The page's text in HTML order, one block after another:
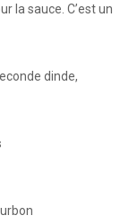
la sauce. C’est un
dinde,